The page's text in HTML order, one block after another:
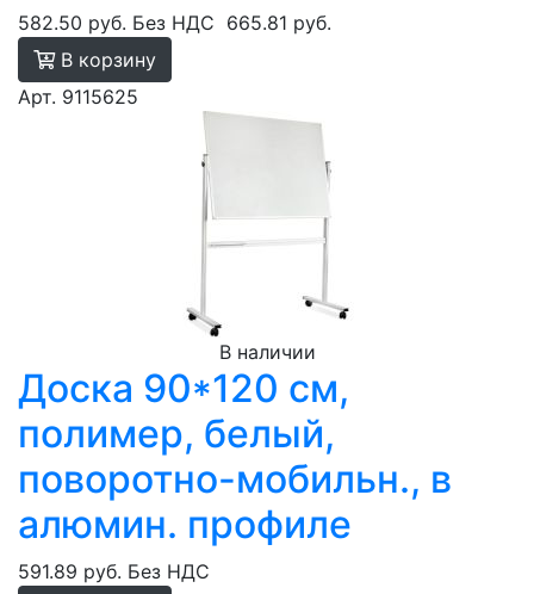
582.50 руб. Без НДС 665.81 руб.
В корзину
Арт. 9115625
В наличии
Доска 90*120 см,
полимер, белый,
поворотно-мобильн., в
алюмин. профиле
591.89 руб. Без НДС